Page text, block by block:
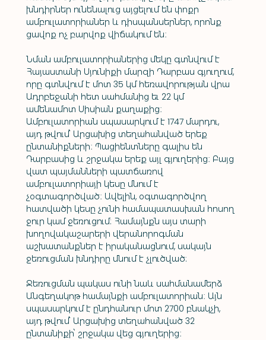
խնդիրներ ունենալուց այցելում են փոքր
ամբուլատորիաներ և դիսպանսերներ, որոնք
ցավոք ոչ բարվոք վիճակում են։
Նման ամբուլատորիաներից մեկը գտնվում է
Հայաստանի Սյունիքի մարզի Դարբաս գյուղում,
որը գտնվում է մոտ 35 կմ հեռավորության վրա
Ադրբեջանի հետ սահմանից եւ 22 կմ
ամենամոտ Սիսիան քաղաքից։
Ամբուլատորիան սպասարկում է 1747 մարդու,
այդ թվում՝ Արցախից տեղահանված երեք
ընտանիքների։ Պացիենտները գալիս են
Դարբասից և շրջակա երեք այլ գյուղերից։ Բայց
վատ պայմանների պատճառով
ամբուլատորիայի կեսը մնում է
չօգտագործված։ Ավելին, օգտագործվող
հատվածի կեսը չունի համապատասխան հոսող
ջուր կամ ջեռուցում: Համայնքն այս տարի
խողովակաշարերի վերանորոգման
աշխատանքներ է իրականացնում, սակայն
ջեռուցման խնդիրը մնում է չլուծված:
Ջեռուցման պակաս ունի նաև սահմանամերձ
Անգեղակոթ համայնքի ամբուլատորիան։ Այն
սպասարկում է ընդհանուր մոտ 2700 բնակչի,
այդ թվում՝ Արցախից տեղահանված 32
ընտանիքի՝ շրջակա վեց գյուղերից։